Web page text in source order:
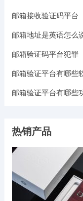
邮箱接收验证码平台
邮箱地址是英语怎么
邮箱验证码平台犯罪
邮箱验证平台有哪些
邮箱验证平台有哪些
热销产品